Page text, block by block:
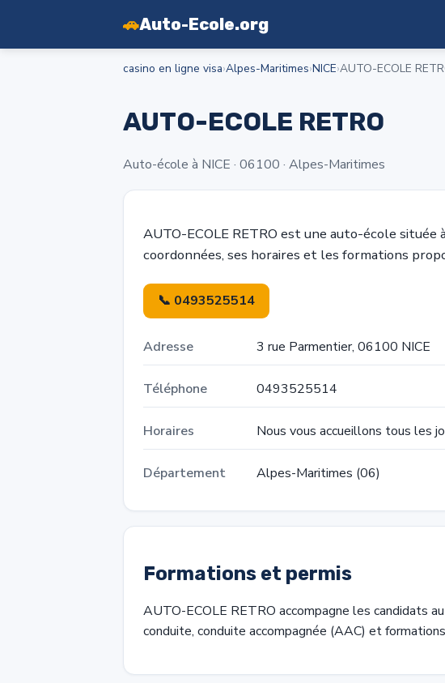
🚗Auto-Ecole.org
casino en ligne visa›Alpes-Maritimes›NICE›AUTO-ECOLE
AUTO-ECOLE RETRO
Auto-école à NICE · 06100 · Alpes-Maritimes
AUTO-ECOLE RETRO est une auto-école située à
coordonnées, ses horaires et les formations
📞 0493525514
Adresse 3 rue Parmentier, 06100 NICE
Téléphone 0493525514
Horaires Nous vous accueillons tous les
Département Alpes-Maritimes (06)
Formations et permis
AUTO-ECOLE RETRO accompagne les candidats
conduite, conduite accompagnée (AAC) et